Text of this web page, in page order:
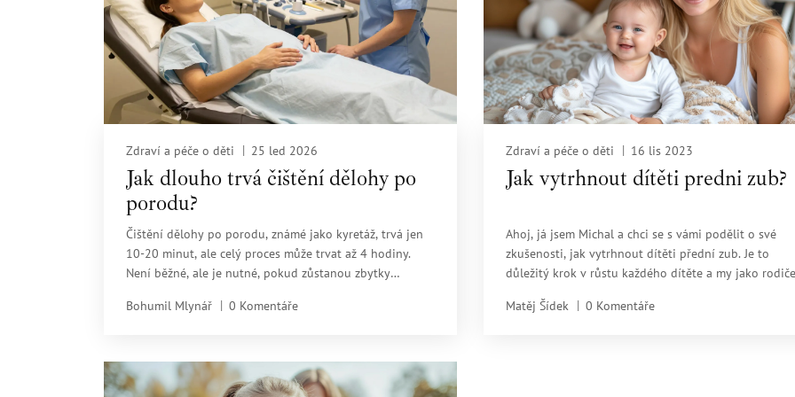
Zdraví a péče o děti 25 led 2026
Jak dlouho trvá čištění dělohy po
porodu?
Čištění dělohy po porodu, známé jako kyretáž, trvá jen
10-20 minut, ale celý proces může trvat až 4 hodiny.
Není běžné, ale je nutné, pokud zůstanou zbytky
vyhnout komplikacím.
Bohumil Mlynář 0 Komentáře
Zdraví a péče o děti 16 lis 2023
Jak vytrhnout dítěti predni zub?
Ahoj, já jsem Michal a chci se s vámi podělit o své
zkušenosti, jak vytrhnout dítěti přední zub. Je to
důležitý krok v růstu každého dítěte a my jako rodiče
několik užitečných tipů, jak tento proces proběhnout
Matěj Šídek 0 Komentáře